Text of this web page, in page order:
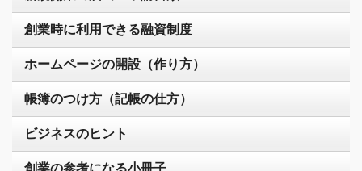
創業時に利用できる融資制度
ホームページの開設（作り方）
帳簿のつけ方（記帳の仕方）
ビジネスのヒント
創業の参考になる小冊子